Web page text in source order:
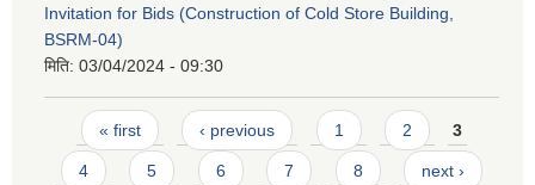
Invitation for Bids (Construction of Cold Store Building,
BSRM-04)
मिति: 03/04/2024 - 09:30
Pages
« first ‹ previous 1 2 3
4 5 6 7 8 next ›